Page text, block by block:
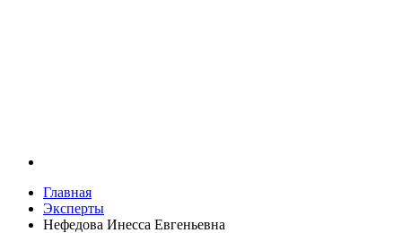
Главная
Эксперты
Нефедова Инесса Евгеньевна